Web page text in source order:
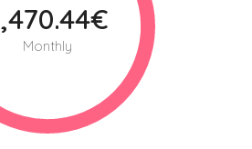
Monthly